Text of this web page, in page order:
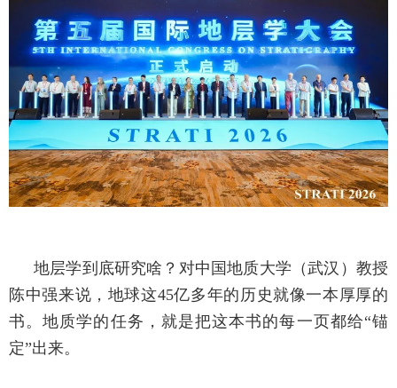
地层学到底研究啥？对中国地质大学（武汉）教授
陈中强来说，地球这45亿多年的历史就像一本厚厚的
书。地质学的任务，就是把这本书的每一页都给“锚
定”出来。